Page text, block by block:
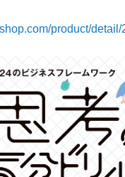
product/detail/